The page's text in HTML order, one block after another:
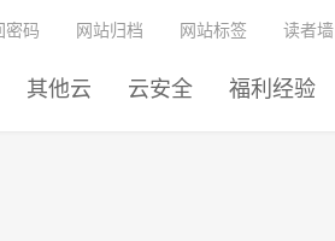
其他云 云安全 福利经验
密码 网站归档 网站标签 读者墙